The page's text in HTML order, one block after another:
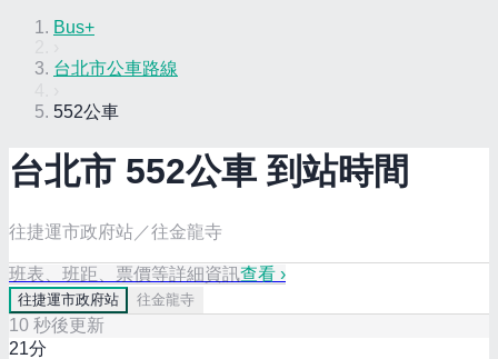
Bus+
台北市公車路線
552公車
台北市 552公車 到站時間
往捷運市政府站／往金龍寺
班表、班距、票價等詳細資訊查看 ›
往捷運市政府站 往金龍寺
10 秒後更新
21分